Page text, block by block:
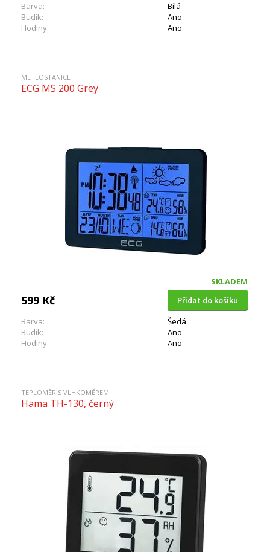
Barva:
Bílá
Budík:
Ano
Hodiny:
Ano
METEOSTANICE
ECG MS 200 Grey
SKLADEM
599 Kč
Přidat do košíku
Barva:
Šedá
Budík:
Ano
Hodiny:
Ano
TEPLOMĚR S VLHKOMĚREM
Hama TH-130, černý